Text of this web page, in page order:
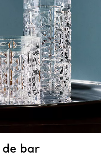
bar